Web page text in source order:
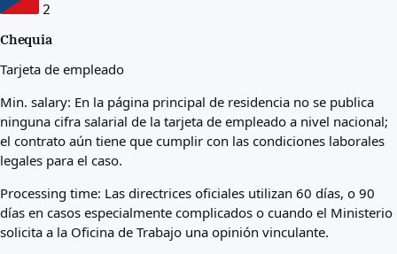
2
Chequia
Tarjeta de empleado
Min. salary: En la página principal de residencia no se publica
ninguna cifra salarial de la tarjeta de empleado a nivel nacional;
el contrato aún tiene que cumplir con las condiciones laborales
legales para el caso.
Processing time: Las directrices oficiales utilizan 60 días, o 90
días en casos especialmente complicados o cuando el Ministerio
solicita a la Oficina de Trabajo una opinión vinculante.